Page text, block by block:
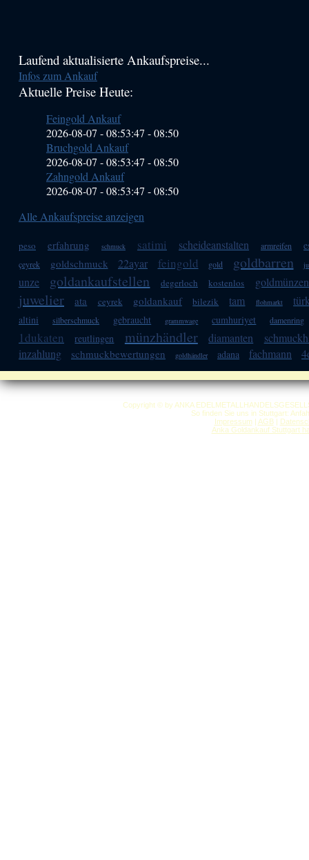
Haupt-
Sidebar
Laufend aktualisierte Ankaufspreise...
Infos zum Ankauf
Aktuelle Preise Heute:
Feingold Ankauf
2026-08-07 - 08:53:47 -08:50
Bruchgold Ankauf
2026-08-07 - 08:53:47 -08:50
Zahngold Ankauf
2026-08-07 - 08:53:47 -08:50
Alle Ankaufspreise anzeigen
peso erfahrung schmuck satimi scheideanstalten armreifen
çeyrek goldschmuck 22ayar feingold gold goldbarren
unze goldankaufstellen degerloch kostenlos goldmünzen
juwelier ata ceyrek goldankauf bilezik tam flohmarkt
altini silberschmuck gebraucht grammwage cumhuriyet damenring
1dukaten reutlingen münzhändler diamanten
inzahlung
schmuckbewertungen goldhändler adana fachmann
Copyright © by ANKA
So finden Sie uns in Stuttgart:
Impressum| AGB|
Anka Goldankauf Stuttgart